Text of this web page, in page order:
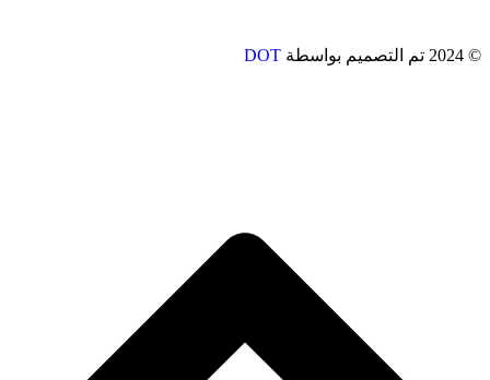
© 2024 تم التصميم بواسطة DOT